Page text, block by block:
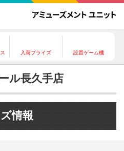
入荷プライズ 設置ゲーム機
ル長久手店
情報